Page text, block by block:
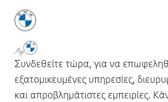
Συνδεθείτε τώρα, για να
εξατομικευμένες υπηρεσίες,
και απροβλημάτιστες εμπειρίες.